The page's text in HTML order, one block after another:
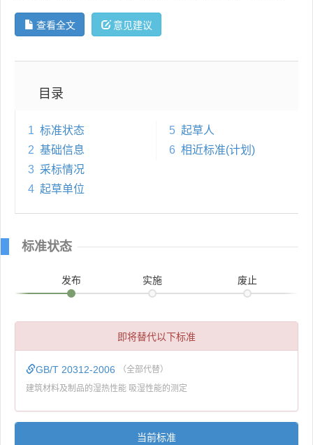
查看全文 意见建议
目录
1 标准状态
2 基础信息
3 采标情况
4 起草单位
5 起草人
6 相近标准(计划)
标准状态
发布 实施 废止
即将替代以下标准
GB/T 20312-2006 （全部代替）
建筑材料及制品的湿热性能 吸湿性能的测定
当前标准